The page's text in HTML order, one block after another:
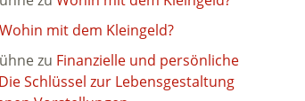
Wohin mit dem Kleingeld?
zu Finanzielle und persönliche
Schlüssel zur Lebensgestaltung